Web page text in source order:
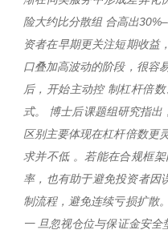
险大约比分散组 合高出
资者在早期更关注短期收益
口叠加高波动的阶段，很容
后，开始主动控 制杠杆倍
式。 博士后课题组研究指
区别主要体现在杠杆倍数更
求并不低 。若能在合规框
率，也有助于避免投资者因
制流程，避免连续亏损扩散
一 旦忽视仓位与保证金安